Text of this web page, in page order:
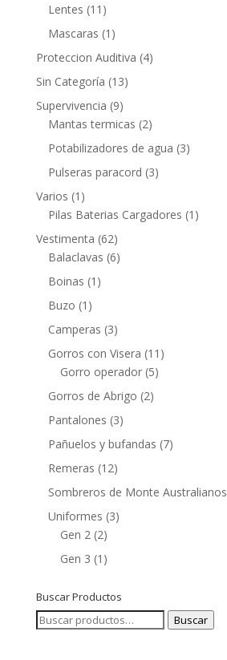
Lentes (11)
Mascaras (1)
Proteccion Auditiva (4)
Sin Categoría (13)
Supervivencia (9)
Mantas termicas (2)
Potabilizadores de agua (3)
Pulseras paracord (3)
Varios (1)
Pilas Baterias Cargadores (1)
Vestimenta (62)
Balaclavas (6)
Boinas (1)
Buzo (1)
Camperas (3)
Gorros con Visera (11)
Gorro operador (5)
Gorros de Abrigo (2)
Pantalones (3)
Pañuelos y bufandas (7)
Remeras (12)
Sombreros de Monte Australianos
Uniformes (3)
Gen 2 (2)
Gen 3 (1)
Buscar Productos
Buscar
Buscar